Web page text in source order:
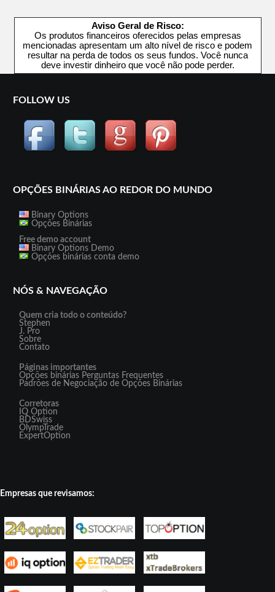
Aviso Geral de Risco:
Os produtos financeiros oferecidos pelas empresas
mencionadas apresentam um alto nível de risco e podem
resultar na perda de todos os seus fundos. Você nunca
deve investir dinheiro que você não pode perder.
FOLLOW US
OPÇÕES BINÁRIAS AO REDOR DO MUNDO
Binary Options
Opções Binárias
Free demo account
Binary Options Demo
Opções binárias conta demo
NÓS & NAVEGAÇÃO
Quem cria todo o conteúdo?
Stephen
J. Pro
Sobre
Contato
Páginas importantes
Opções binárias Perguntas Frequentes
Padrões de Negociação de Opções Binárias
Corretoras
IQ Option
BDSwiss
OlympTrade
ExpertOption
Empresas que revisamos: